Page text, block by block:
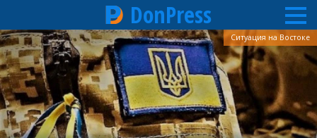
Перейти
к
основному
содержанию
DonPress
Ситуация на Востоке